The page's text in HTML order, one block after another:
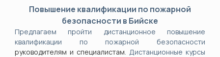
Повышение квалификации по пожарной
безопасности в Бийске
Предлагаем пройти дистанционное повышение
квалификации по пожарной безопасности
руководителям и специалистам. Дистанционные курсы